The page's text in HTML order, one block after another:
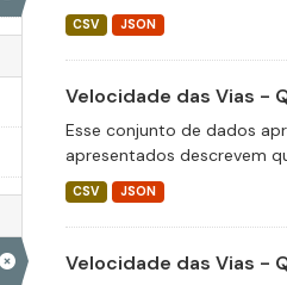
CSV JSON
Velocidade das Vias -
Esse conjunto de dados
apresentados descrevem
CSV JSON
Velocidade das Vias -